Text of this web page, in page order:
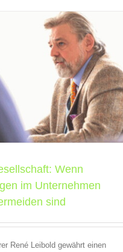
Wenn
im Unternehmen
sind
René Leibold gewährt einen